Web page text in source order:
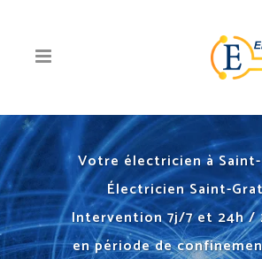
Votre électricien à
Électricien Saint-
Intervention 7j/7 et 24h /
en période de